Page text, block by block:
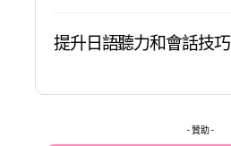
提升日語聽力和會話技巧
- 贊助 -